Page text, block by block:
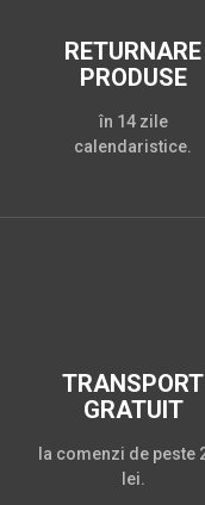
RETURNARE
PRODUSE
în 14 zile
calendaristice.
TRANSPORT
GRATUIT
la comenzi de peste
lei.